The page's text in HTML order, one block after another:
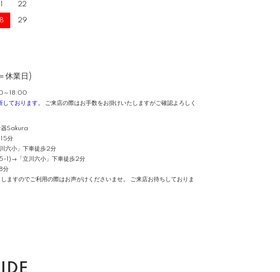
22
29
休業日)
～18:00
ております。
ご来店の際はお手数をお掛けいたしますがご確認よろしく
器Sakura
分
六小」下車徒歩2分
1)→「立川六小」下車徒歩2分
分
すのでご利用の際はお声がけくださいませ。 ご来店お待ちしておりま